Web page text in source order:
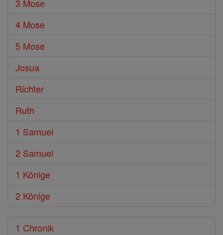
3 Mose
4 Mose
5 Mose
Josua
Richter
Ruth
1 Samuel
2 Samuel
1 Könige
2 Könige
1 Chronik